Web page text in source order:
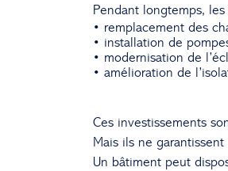
Pendant longtemps,
• remplacement des
• installation de
• modernisation de
• amélioration de
Ces investissements
Mais ils ne
Un bâtiment peut